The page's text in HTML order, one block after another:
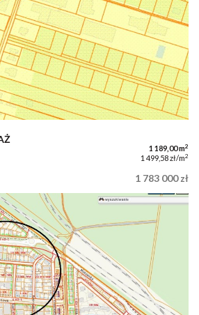
1 189,00 m2
1 499,58 zł/m2
1 783 000 zł